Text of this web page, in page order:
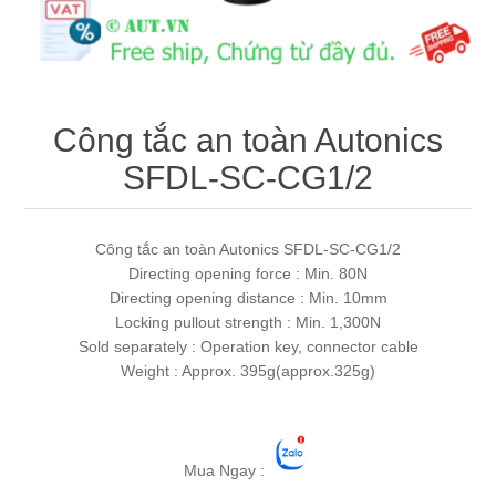
Máy tính công nghiệp
Động cơ servo 2 phase
Quạt thông gió
Phụ Kiện Schneider
Phụ Kiện Siemens
Công tắc an toàn Autonics
SFDL-SC-CG1/2
Công tắc an toàn Autonics SFDL-SC-CG1/2
Directing opening force : Min. 80N
Directing opening distance : Min. 10mm
Locking pullout strength : Min. 1,300N
Sold separately : Operation key, connector cable
Weight : Approx. 395g(approx.325g)
Mua Ngay :